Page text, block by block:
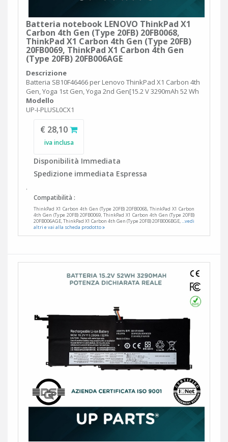
Batteria notebook LENOVO ThinkPad X1
Carbon 4th Gen (Type 20FB) 20FB0068,
ThinkPad X1 Carbon 4th Gen (Type 20FB)
20FB0069, ThinkPad X1 Carbon 4th Gen
(Type 20FB) 20FB006AGE
Descrizione
Batteria SB10F46466 per Lenovo ThinkPad X1 Carbon 4th
Gen, Yoga 1st Gen, Yoga 2nd Gen[15.2 V 3290mAh 52 Wh
Modello
UP-I-PLUSL0CX1
€ 28,10
iva inclusa
Disponibilità Immediata
Spedizione immediata Espressa
.
Compatibilità :
ThinkPad X1 Carbon 4th Gen (Type 20FB) 20FB0068, ThinkPad X1 Carbon
4th Gen (Type 20FB) 20FB0069, ThinkPad X1 Carbon 4th Gen (Type 20FB)
20FB006AGE, ThinkPad X1 Carbon 4th Gen (Type 20FB) 20FB006BGE,...vedi
altri e vai alla scheda prodotto